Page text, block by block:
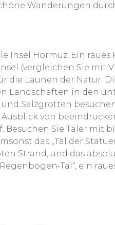
Wanderungen
Insel Hormuz. Ein
(vergleichen Sie mit
die Launen der Natur.
Landschaften in den
und Salzgrotten
von
Besuchen Sie Täler mit
das „Tal der
Strand, und das
Tal“, ein